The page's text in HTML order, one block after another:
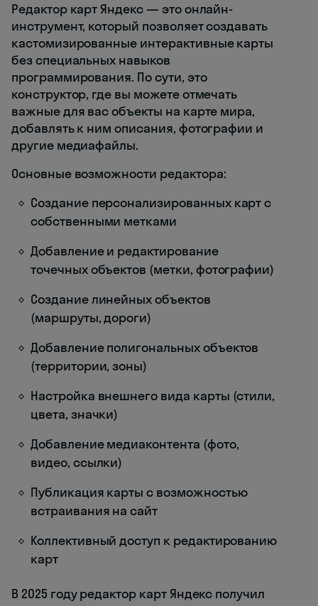
Редактор карт Яндекс — это онлайн-
инструмент, который позволяет создавать
кастомизированные интерактивные карты
без специальных навыков
программирования. По сути, это
конструктор, где вы можете отмечать
важные для вас объекты на карте мира,
добавлять к ним описания, фотографии и
другие медиафайлы.
Основные возможности редактора:
Создание персонализированных карт с
собственными метками
Добавление и редактирование
точечных объектов (метки, фотографии)
Создание линейных объектов
(маршруты, дороги)
Добавление полигональных объектов
(территории, зоны)
Настройка внешнего вида карты (стили,
цвета, значки)
Добавление медиаконтента (фото,
видео, ссылки)
Публикация карты с возможностью
встраивания на сайт
Коллективный доступ к редактированию
карт
В 2025 году редактор карт Яндекс получил